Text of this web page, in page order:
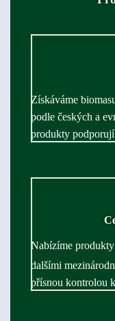
Získáváme
podle českých a
produkty
Nabízíme
dalšími
přísnou kontrolou